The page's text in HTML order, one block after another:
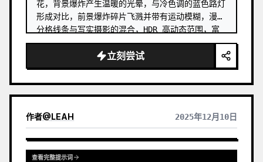
花，背景爆炸产生温暖的光晕，与冷色调的蓝色路灯
形成对比，前景爆炸碎片飞溅并带有运动模糊，漫画
分格线条与写实摄影的混合，HDR 高动态范围，富
有冲击力的构图，漫威电影级别的 VFX 纹理，16:9
宽高比，边缘锐化处理立刻尝试
作者@LEAH 2025年12月10日
查看完整提示词